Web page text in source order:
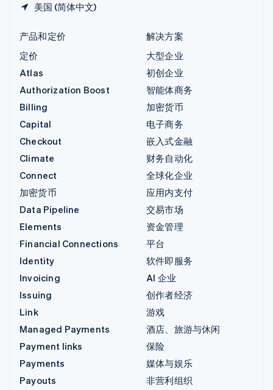
美国 (简体中文)
产品和定价
定价
Atlas
Authorization Boost
Billing
Capital
Checkout
Climate
Connect
加密货币
Data Pipeline
Elements
Financial Connections
Identity
Invoicing
Issuing
Link
Managed Payments
Payment links
Payments
Payouts
解决方案
大型企业
初创企业
智能体商务
加密货币
电子商务
嵌入式金融
财务自动化
全球化企业
应用内支付
交易市场
资金管理
平台
软件即服务
AI 企业
创作者经济
游戏
酒店、旅游与休闲
保险
媒体与娱乐
非营利组织